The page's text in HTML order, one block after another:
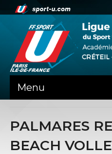
Menu
LA LIFSU
PALMARES
BEACH